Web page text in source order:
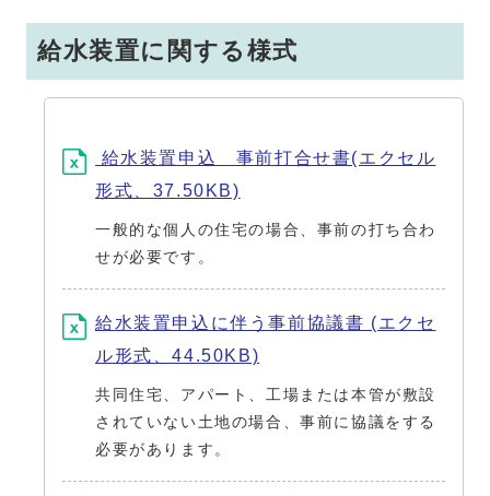
給水装置に関する様式
給水装置申込 事前打合せ書(エクセル
形式、37.50KB)
一般的な個人の住宅の場合、事前の打ち合わ
せが必要です。
給水装置申込に伴う事前協議書 (エクセ
ル形式、44.50KB)
共同住宅、アパート、工場または本管が敷設
されていない土地の場合、事前に協議をする
必要があります。